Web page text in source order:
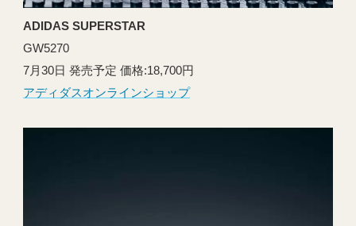
ADIDAS SUPERSTAR
GW5270
7月30日 発売予定 価格:18,700円
アディダスオンラインショップ